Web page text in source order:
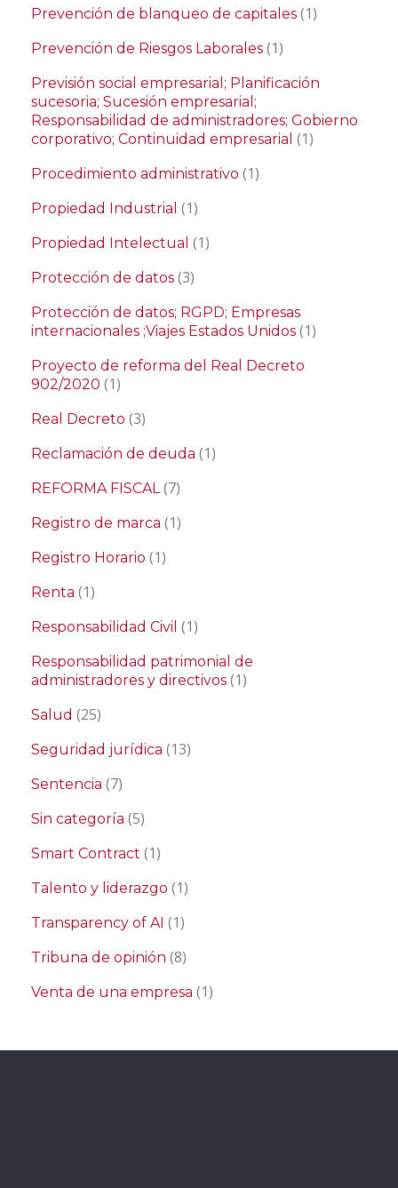
Prevención de blanqueo de capitales (1)
Prevención de Riesgos Laborales (1)
Previsión social empresarial; Planificación
sucesoria; Sucesión empresarial;
Responsabilidad de administradores; Gobierno
corporativo; Continuidad empresarial (1)
Procedimiento administrativo (1)
Propiedad Industrial (1)
Propiedad Intelectual (1)
Protección de datos (3)
Protección de datos; RGPD; Empresas
internacionales ;Viajes Estados Unidos (1)
Proyecto de reforma del Real Decreto
902/2020 (1)
Real Decreto (3)
Reclamación de deuda (1)
REFORMA FISCAL(7)
Registro de marca (1)
Registro Horario (1)
Renta (1)
Responsabilidad Civil (1)
Responsabilidad patrimonial de
administradores y directivos (1)
Salud (25)
Seguridad jurídica (13)
Sentencia (7)
Sin categoría (5)
Smart Contract (1)
Talento y liderazgo (1)
Transparency of AI (1)
Tribuna de opinión (8)
Venta de una empresa (1)